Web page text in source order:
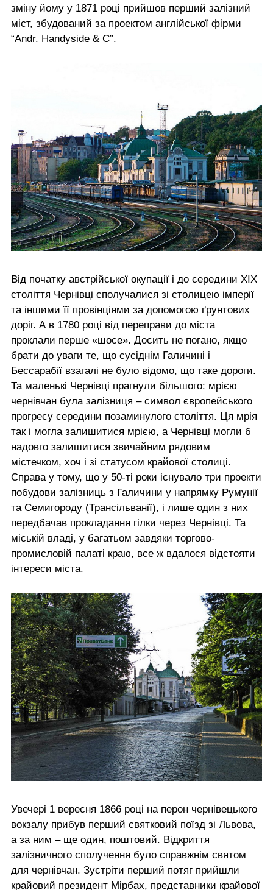
зміну йому у 1871 році прийшов перший залізний
міст, збудований за проектом англійської фірми
“Andr. Handyside & C”.
Від початку австрійської окупації і до середини ХІХ
століття Чернівці сполучалися зі столицею імперії
та іншими її провінціями за допомогою ґрунтових
доріг. А в 1780 році від переправи до міста
проклали перше «шосе». Досить не погано, якщо
брати до уваги те, що сусіднім Галичині і
Бессарабії взагалі не було відомо, що таке дороги.
Та маленькі Чернівці прагнули більшого: мрією
чернівчан була залізниця – символ європейського
прогресу середини позаминулого століття. Ця мрія
так і могла залишитися мрією, а Чернівці могли б
надовго залишитися звичайним рядовим
містечком, хоч і зі статусом крайової столиці.
Справа у тому, що у 50-ті роки існувало три проекти
побудови залізниць з Галичини у напрямку Румунії
та Семигороду (Трансільванії), і лише один з них
передбачав прокладання гілки через Чернівці. Та
міській владі, у багатьом завдяки торгово-
промисловій палаті краю, все ж вдалося відстояти
інтереси міста.
Увечері 1 вересня 1866 році на перон чернівецького
вокзалу прибув перший святковий поїзд зі Львова,
а за ним – ще один, поштовий. Відкриття
залізничного сполучення було справжнім святом
для чернівчан. Зустріти перший потяг прийшли
крайовий президент Мірбах, представники крайової